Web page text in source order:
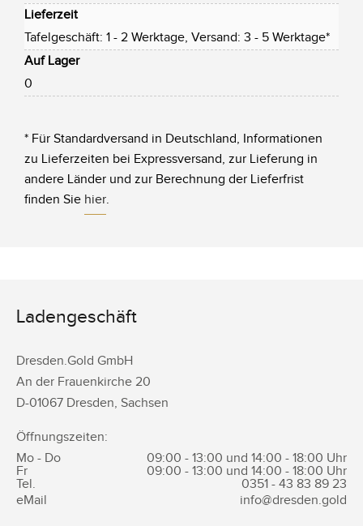
Lieferzeit
Tafelgeschäft: 1 - 2 Werktage, Versand: 3 - 5 Werktage*
Auf Lager
0
* Für Standardversand in Deutschland, Informationen
zu Lieferzeiten bei Expressversand, zur Lieferung in
andere Länder und zur Berechnung der Lieferfrist
finden Sie hier.
Ladengeschäft
Dresden.Gold GmbH
An der Frauenkirche 20
D-01067 Dresden, Sachsen
Öffnungszeiten:
Mo - Do
09:00 - 13:00 und 14:00 - 18:00 Uhr
Fr
09:00 - 13:00 und 14:00 - 18:00 Uhr
Tel.
0351 - 43 83 89 23
eMail
info@dresden.gold